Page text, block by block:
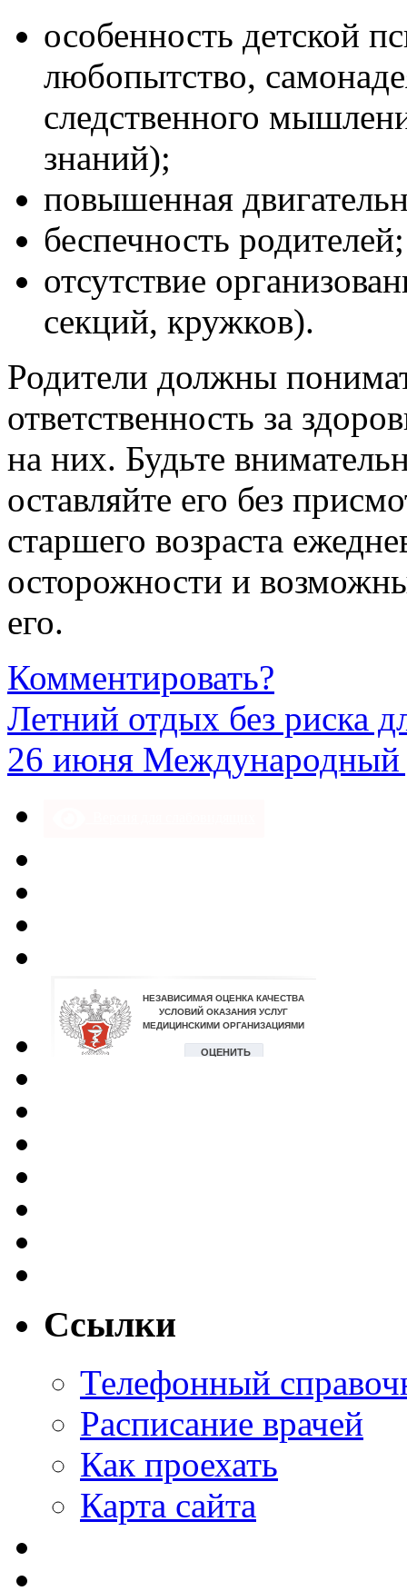
особенность детской
любопытство,
следственного
знаний);
повышенная
беспечность родителей;
отсутствие
секций, кружков).
Родители должны
ответственность за
на них. Будьте
оставляйте его без
старшего возраста
осторожности и
его.
Комментировать?
Летний отдых без риска
26 июня Международный
Ссылки
Телефонный
Расписание врачей
Как проехать
Карта сайта